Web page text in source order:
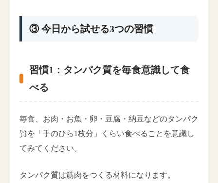
③ 今日から試せる3つの習慣
習慣1：タンパク質を毎食意識して食
べる
毎食、お肉・お魚・卵・豆腐・納豆などのタンパク
質を「手のひら1枚分」くらい食べることを意識し
てみてください。
タンパク質は筋肉をつくる材料になります。